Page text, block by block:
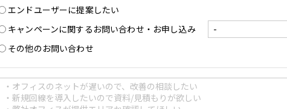
エンドユーザーに提案したい
キャンペーンに関するお問い合わせ・お申し込み
その他のお問い合わせ